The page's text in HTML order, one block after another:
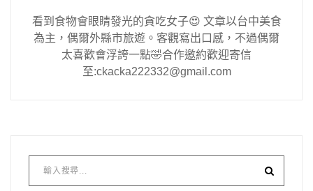
看到食物會眼睛發光的貪吃女子😍 文章以台中美食
為主，偶爾外縣市旅遊。客觀寫出口感，不過偶爾
太喜歡會浮誇一點🤣合作邀約歡迎寄信
至:ckacka222332@gmail.com